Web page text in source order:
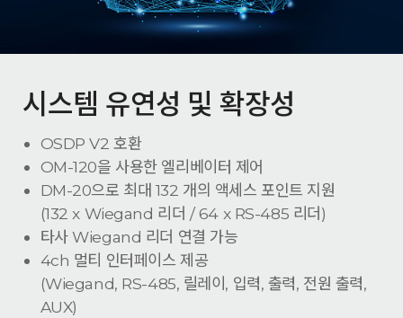
시스템 유연성 및 확장성
OSDP V2 호환
OM-120을 사용한 엘리베이터 제어
DM-20으로 최대 132 개의 액세스 포인트 지원
(132 x Wiegand 리더 / 64 x RS-485 리더)
타사 Wiegand 리더 연결 가능
4ch 멀티 인터페이스 제공
(Wiegand, RS-485, 릴레이, 입력, 출력, 전원 출력,
AUX)